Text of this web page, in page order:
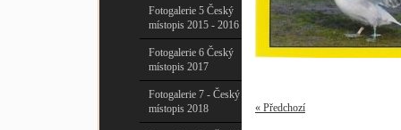
Fotogalerie 5 Český
místopis 2015 - 2016
Fotogalerie 6 Český
místopis 2017
Fotogalerie 7 - Český
místopis 2018
« Předchozí